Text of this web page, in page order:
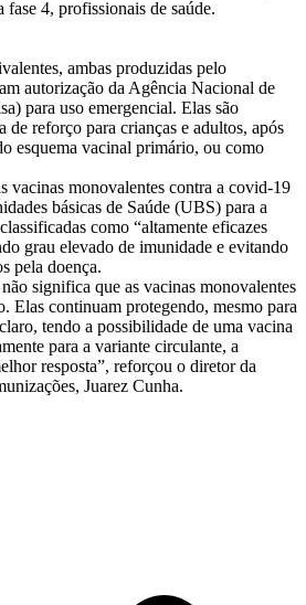
fase 4, profissionais de saúde.
ambas produzidas pelo
autorização da Agência Nacional de
para uso emergencial. Elas são
de reforço para crianças e adultos, após
esquema vacinal primário, ou como
vacinas monovalentes contra a covid-19
básicas de Saúde (UBS) para a
como “altamente eficazes
grau elevado de imunidade e evitando
pela doença.
significa que as vacinas monovalentes
Elas continuam protegendo, mesmo para
tendo a possibilidade de uma vacina
para a variante circulante, a
resposta”, reforçou o diretor da
Juarez Cunha.